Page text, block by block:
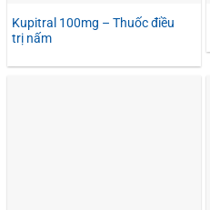
Kupitral 100mg – Thuốc điều
trị nấm